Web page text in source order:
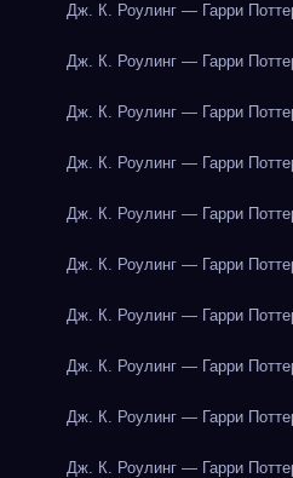
Дж. К. Роулинг — Гарри
Дж. К. Роулинг — Гарри
Дж. К. Роулинг — Гарри
Дж. К. Роулинг — Гарри
Дж. К. Роулинг — Гарри
Дж. К. Роулинг — Гарри
Дж. К. Роулинг — Гарри
Дж. К. Роулинг — Гарри
Дж. К. Роулинг — Гарри
Дж. К. Роулинг — Гарри